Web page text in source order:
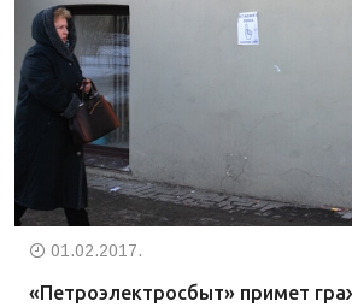
01.02.2017.
«Петроэлектросбыт» примет